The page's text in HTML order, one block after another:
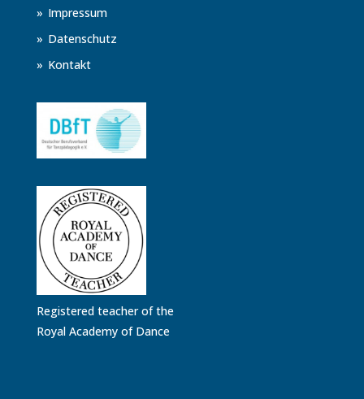
Impressum
Datenschutz
Kontakt
Registered teacher of the
Royal Academy of Dance